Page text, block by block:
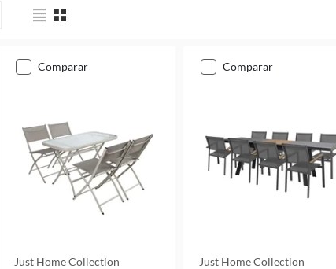
comparar
Just Home Collection
comparar
Just Home Collection